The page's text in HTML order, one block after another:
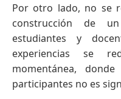
Por otro lado, no se
construcción de
estudiantes y
experiencias se
momentánea,
participantes no es